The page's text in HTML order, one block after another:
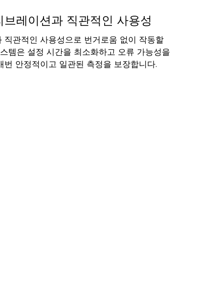
레이션과 직관적인 사용성
직관적인 사용성으로 번거로움 없이 작동할
템은 설정 시간을 최소화하고 오류 가능성을
번 안정적이고 일관된 측정을 보장합니다.